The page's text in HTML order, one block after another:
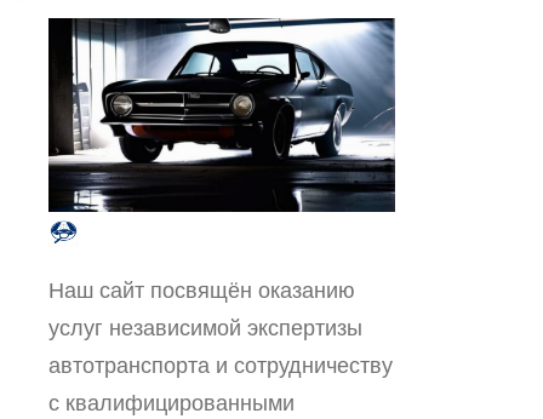
Наш сайт посвящён оказанию
услуг независимой экспертизы
автотранспорта и сотрудничеству
с квалифицированными